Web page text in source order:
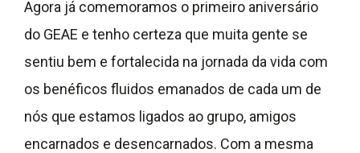
Agora já comemoramos o primeiro aniversário
do GEAE e tenho certeza que muita gente se
sentiu bem e fortalecida na jornada da vida com
os benéficos fluidos emanados de cada um de
nós que estamos ligados ao grupo, amigos
encarnados e desencarnados. Com a mesma